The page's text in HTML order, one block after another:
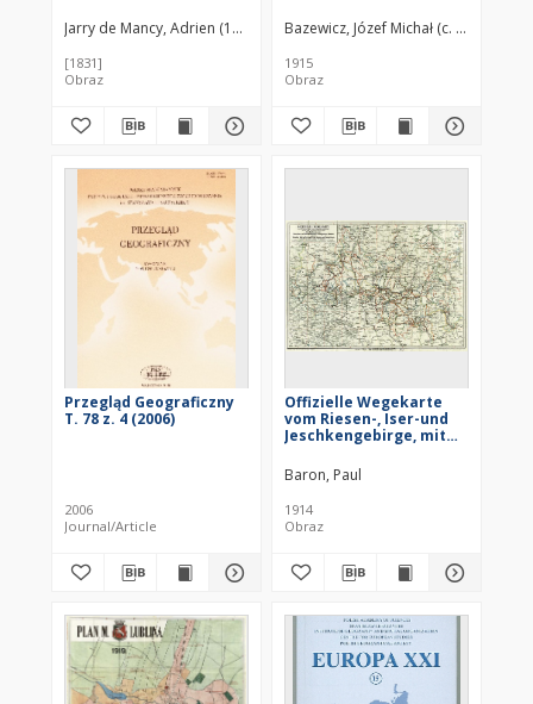
Jarry de Mancy, Adrien (1782–1842) Las Cases, Emmanuel de
[1831]
Obraz
Bazewicz, Józef Michał (c. 1862 –
1915
Obraz
Przegląd Geograficzny
T. 78 z. 4 (2006)
2006
Journal/Article
Offizielle Wegekarte
vom Riesen-, Iser-und
Jeschkengebirge, mit
bezeichneten
Wanderwegen : Im
Auftrage des
Deutschen und
Österreichischen
sowie des Deutschen
Gebirge-Vereins für das
Isergebirge
Baron, Paul
1914
Obraz